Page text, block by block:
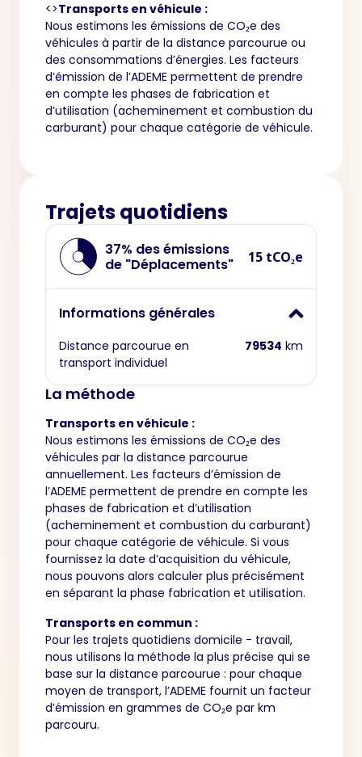
<>Transports en véhicule :
Nous estimons les émissions de CO₂e des
véhicules à partir de la distance parcourue ou
des consommations d’énergies. Les facteurs
d’émission de l’ADEME permettent de prendre
en compte les phases de fabrication et
d’utilisation (acheminement et combustion du
carburant) pour chaque catégorie de véhicule.
Trajets quotidiens
37% des émissions
de "Déplacements"
15 tCO₂e
Informations générales
Distance parcourue en
transport individuel
79534 km
La méthode
Transports en véhicule :
Nous estimons les émissions de CO₂e des
véhicules par la distance parcourue
annuellement. Les facteurs d’émission de
l’ADEME permettent de prendre en compte les
phases de fabrication et d’utilisation
(acheminement et combustion du carburant)
pour chaque catégorie de véhicule. Si vous
fournissez la date d’acquisition du véhicule,
nous pouvons alors calculer plus précisément
en séparant la phase fabrication et utilisation.
Transports en commun :
Pour les trajets quotidiens domicile - travail,
nous utilisons la méthode la plus précise qui se
base sur la distance parcourue : pour chaque
moyen de transport, l’ADEME fournit un facteur
d’émission en grammes de CO₂e par km
parcouru.